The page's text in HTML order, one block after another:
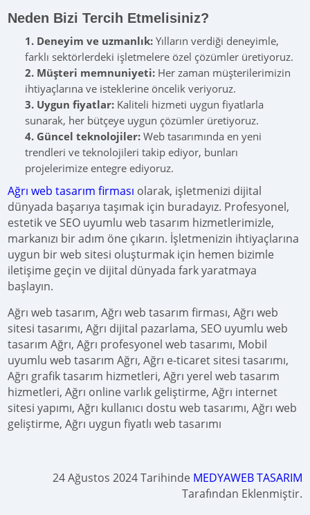
Neden Bizi Tercih Etmelisiniz?
Deneyim ve uzmanlık: Yılların verdiği deneyimle,
farklı sektörlerdeki işletmelere özel çözümler üretiyoruz.
Müşteri memnuniyeti: Her zaman müşterilerimizin
ihtiyaçlarına ve isteklerine öncelik veriyoruz.
Uygun fiyatlar: Kaliteli hizmeti uygun fiyatlarla
sunarak, her bütçeye uygun çözümler üretiyoruz.
Güncel teknolojiler: Web tasarımında en yeni
trendleri ve teknolojileri takip ediyor, bunları
projelerimize entegre ediyoruz.
Ağrı web tasarım firması olarak, işletmenizi dijital
dünyada başarıya taşımak için buradayız. Profesyonel,
estetik ve SEO uyumlu web tasarım hizmetlerimizle,
markanızı bir adım öne çıkarın. İşletmenizin ihtiyaçlarına
uygun bir web sitesi oluşturmak için hemen bizimle
iletişime geçin ve dijital dünyada fark yaratmaya
başlayın.
Ağrı web tasarım, Ağrı web tasarım firması, Ağrı web
sitesi tasarımı, Ağrı dijital pazarlama, SEO uyumlu web
tasarım Ağrı, Ağrı profesyonel web tasarımı, Mobil
uyumlu web tasarım Ağrı, Ağrı e-ticaret sitesi tasarımı,
Ağrı grafik tasarım hizmetleri, Ağrı yerel web tasarım
hizmetleri, Ağrı online varlık geliştirme, Ağrı internet
sitesi yapımı, Ağrı kullanıcı dostu web tasarımı, Ağrı web
geliştirme, Ağrı uygun fiyatlı web tasarımı
24 Ağustos 2024 Tarihinde MEDYAWEB TASARIM
Tarafından Eklenmiştir.